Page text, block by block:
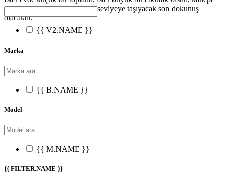
çatalları, sunumunuzu bir üst seviyeye taşıyacak son dokunuş
olacaktır.
{{ V2.NAME }}
Marka
{{ B.NAME }}
Model
{{ M.NAME }}
{{ FILTER.NAME }}